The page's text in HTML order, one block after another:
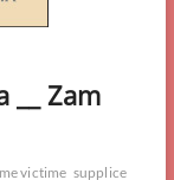
__ Zam
victime supplice